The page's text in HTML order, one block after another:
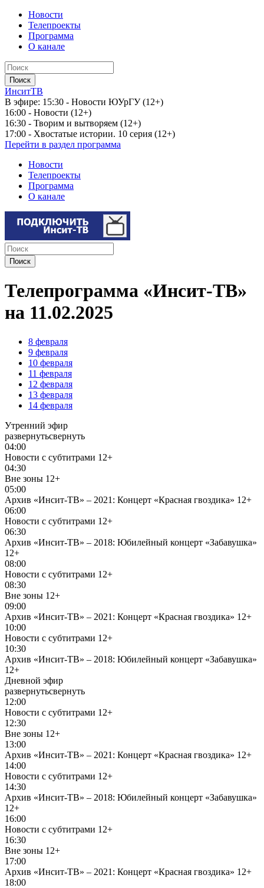
Новости
Телепроекты
Программа
О канале
ИнситТВ
В эфире: 15:30 - Новости ЮУрГУ (12+)
16:00 - Новости (12+)
16:30 - Творим и вытворяем (12+)
17:00 - Хвостатые истории. 10 серия (12+)
Перейти в раздел программа
Новости
Телепроекты
Программа
О канале
Телепрограмма «Инсит-ТВ»
на 11.02.2025
8 февраля
9 февраля
10 февраля
11 февраля
12 февраля
13 февраля
14 февраля
Утренний эфир
развернутьсвернуть
04:00
Новости с субтитрами 12+
04:30
Вне зоны 12+
05:00
Архив «Инсит-ТВ» – 2021: Концерт «Красная гвоздика» 12+
06:00
Новости с субтитрами 12+
06:30
Архив «Инсит-ТВ» – 2018: Юбилейный концерт «Забавушка»
12+
08:00
Новости с субтитрами 12+
08:30
Вне зоны 12+
09:00
Архив «Инсит-ТВ» – 2021: Концерт «Красная гвоздика» 12+
10:00
Новости с субтитрами 12+
10:30
Архив «Инсит-ТВ» – 2018: Юбилейный концерт «Забавушка»
12+
Дневной эфир
развернутьсвернуть
12:00
Новости с субтитрами 12+
12:30
Вне зоны 12+
13:00
Архив «Инсит-ТВ» – 2021: Концерт «Красная гвоздика» 12+
14:00
Новости с субтитрами 12+
14:30
Архив «Инсит-ТВ» – 2018: Юбилейный концерт «Забавушка»
12+
16:00
Новости с субтитрами 12+
16:30
Вне зоны 12+
17:00
Архив «Инсит-ТВ» – 2021: Концерт «Красная гвоздика» 12+
18:00